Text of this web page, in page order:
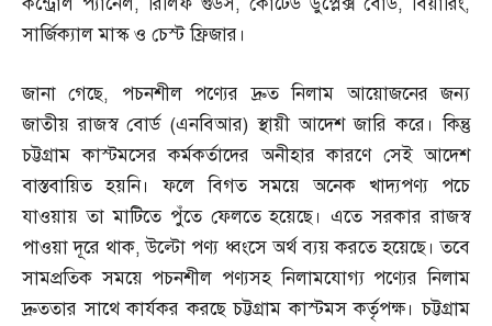
সার্জিক্যাল মাস্ক ও চেস্ট ফ্রিজার।
জানা গেছে, পচনশীল পণ্যের দ্রুত নিলাম আয়োজনের জন্য
জাতীয় রাজস্ব বোর্ড (এনবিআর)স্থায়ী আদেশ জারি করে। কিন্তু
চট্টগ্রাম কাস্টমসের কর্মকর্তাদের অনীহার কারণে সেই আদেশ
বাস্তবায়িত হয়নি। ফলে বিগত সময়ে অনেক খাদ্যপণ্য পচে
যাওয়ায় তা মাটিতে পুঁতে ফেলতে হয়েছে। এতে সরকার রাজস্ব
পাওয়া দূরে থাক,উল্টো পণ্য ধ্বংসে অর্থ ব্যয় করতে হয়েছে। তবে
সামপ্রতিক সময়ে পচনশীল পণ্যসহ নিলামযোগ্য পণ্যের নিলাম
দ্রুততার সাথে কার্যকর করছে চট্টগ্রাম কাস্টমস কর্তৃপক্ষ। চট্টগ্রাম